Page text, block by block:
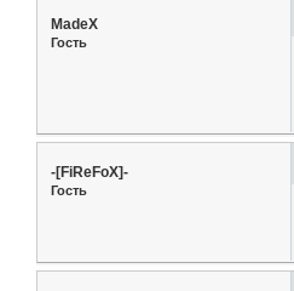
MadeX
Гость
-[FiReFoX]-
Гость